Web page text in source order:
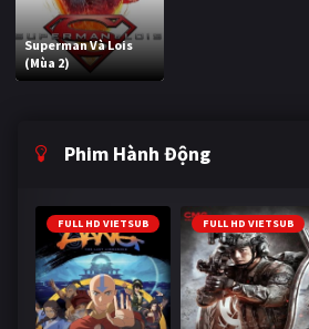
Superman Và Lois
(Mùa 2)
Phim Hành Động
FULL HD VIETSUB FULL HD VIETSUB